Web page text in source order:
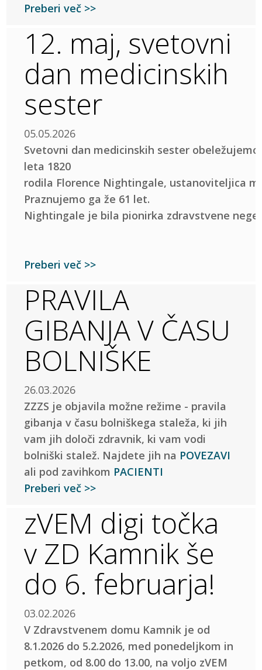
Preberi več >>
12. maj, svetovni
dan medicinskih
sester
05.05.2026
Svetovni dan medicinskih sester
leta 1820
rodila Florence Nightingale, ustanoviteljica
Praznujemo ga že 61 let.
Nightingale je bila pionirka zdravstvene
Preberi več >>
PRAVILA
GIBANJA V ČASU
BOLNIŠKE
26.03.2026
ZZZS je objavila možne režime - pravila
gibanja v času bolniškega staleža, ki jih
vam jih določi zdravnik, ki vam vodi
bolniški stalež. Najdete jih na POVEZAVI
ali pod zavihkom PACIENTI
Preberi več >>
zVEM digi točka
v ZD Kamnik še
do 6. februarja!
03.02.2026
V Zdravstvenem domu Kamnik je od
8.1.2026 do 5.2.2026, med ponedeljkom in
petkom, od 8.00 do 13.00, na voljo zVEM